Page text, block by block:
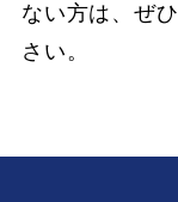
ない方は、ぜひ
さい。